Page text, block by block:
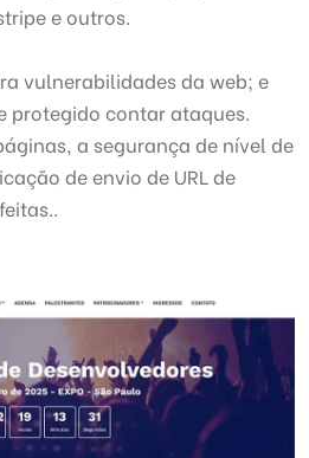
e outros.
vulnerabilidades da web; e
protegido contar ataques.
a segurança de nível de
de envio de URL de